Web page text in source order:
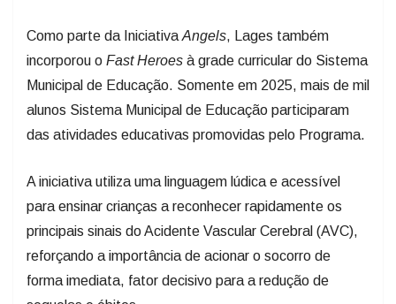
incorporou oFast Heroes à grade curricular do Sistema
Municipal de Educação. Somente em 2025, mais de mil
alunos Sistema Municipal de Educação participaram
das atividades educativas promovidas pelo Programa.
para ensinar crianças a reconhecer rapidamente os
principais sinais do Acidente Vascular Cerebral (AVC),
reforçando a importância de acionar o socorro de
forma imediata, fator decisivo para a redução de
sequelas e óbitos.